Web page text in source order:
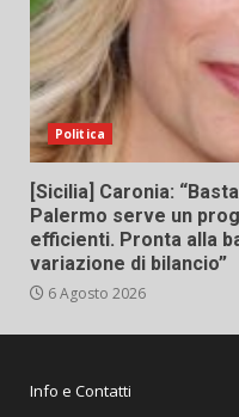
Politica
[Sicilia] Caronia:
Palermo serve un
efficienti. Pronta alla
variazione di bilancio”
6 Agosto 2026
Info e Contatti